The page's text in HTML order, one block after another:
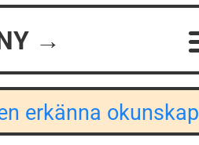
→
erkänna okunskap